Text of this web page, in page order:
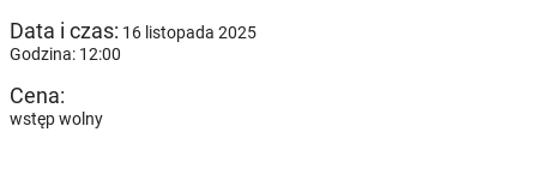
Data i czas: 16 listopada 2025
Godzina: 12:00
Cena:
wstęp wolny